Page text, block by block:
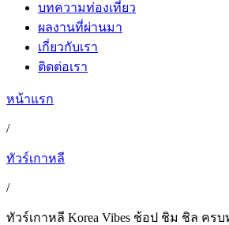
บทความท่องเที่ยว
ผลงานที่ผ่านมา
เกี่ยวกับเรา
ติดต่อเรา
หน้าแรก
/
ทัวร์เกาหลี
/
ทัวร์เกาหลี Korea Vibes ช้อป ชิม ชิล คร